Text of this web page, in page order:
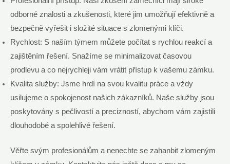
odborné znalosti a zkušenosti, které jim umožňují efektivně a
bezpečně vyřešit i složité situace s zlomenými klíči.
Rychlost: S naším týmem můžete počítat s rychlou reakcí a
zajištěním řešení. Snažíme se minimalizovat časovou
prodlevu a co nejrychleji vám vrátit přístup k vašemu zámku.
Kvalita služby: Jsme hrdí na svou kvalitu práce a vždy
usilujeme o spokojenost našich zákazníků. Naše služby jsou
poskytovány s pečlivostí a precizností, abychom vám zajistili
dlouhodobé a spolehlivé řešení.
Věřte svým profesionálům a nenechte se zahanbit zlomeným